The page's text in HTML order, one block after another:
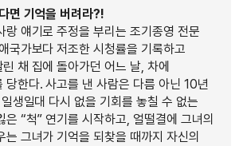
면 기억을 버려라?!
랑 얘기로 주정을 부리는 조기종영 전문
국가보다 저조한 시청률을 기록하고
채 집에 돌아가던 어느 날, 차에
당한다. 사고를 낸 사람은 다름 아닌 10년
생일대 다시 없을 기회를 놓칠 수 없는
은 “척” 연기를 시작하고, 얼떨결에 그녀의
는 그녀가 기억을 되찾을 때까지 자신의